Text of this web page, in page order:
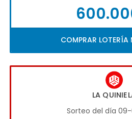
COMPRAR
LA
Sorteo del día